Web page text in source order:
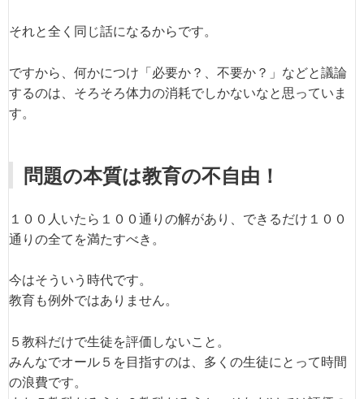
それと全く同じ話になるからです。
ですから、何かにつけ「必要か？、不要か？」などと議論
するのは、そろそろ体力の消耗でしかないなと思っていま
す。
問題の本質は教育の不自由！
１００人いたら１００通りの解があり、できるだけ１００
通りの全てを満たすべき。
今はそういう時代です。
教育も例外ではありません。
５教科だけで生徒を評価しないこと。
みんなでオール５を目指すのは、多くの生徒にとって時間
の浪費です。